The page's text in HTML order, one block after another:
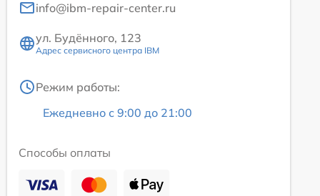
info@ibm-repair-center.ru
ул. Будённого, 123
Адрес сервисного центра IBM
Режим работы:
Ежедневно с 9:00 до 21:00
Способы оплаты